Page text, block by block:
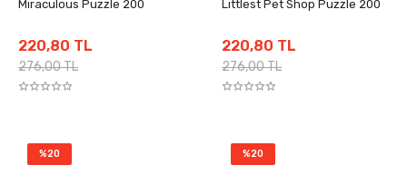
Mıraculous Puzzle 200
220,80 TL
276,00 TL
Lıttlest Pet Shop Puzzle 200
220,80 TL
276,00 TL
%20 %20